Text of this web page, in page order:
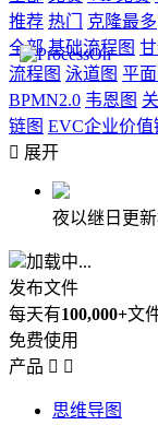
推荐 热门 克隆最多
全部 基础流程图
流程图 泳道图 平面
BPMN2.0 韦恩图
链图 EVC企业价值
 展开
夜以继日更
加载中...
发布文件
每天有100,000+文
免费使用
产品  
思维导图